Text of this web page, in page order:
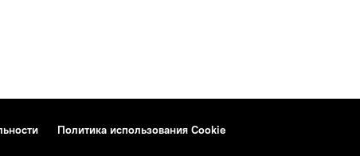
Политика использования Cookie